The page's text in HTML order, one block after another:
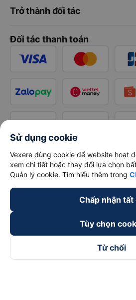
Trở thành đối tác
Đối tác thanh toán
Sử dụng cookie
Vexere dùng cookie để website hoạt
xem chi tiết hoặc thay đổi lựa chọn
Quản lý cookie. Tìm hiểu thêm trong
Chấp nhận tất
Tùy chọn
Từ chối